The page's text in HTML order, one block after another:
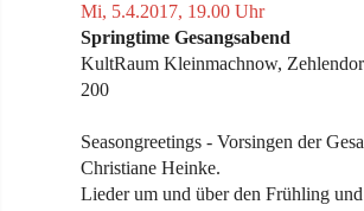
Mi, 5.4.2017, 19.00 Uhr
Springtime Gesangsabend
KultRaum Kleinmachnow,
200
Seasongreetings - Vorsingen der
Christiane Heinke.
Lieder um und über den Frühling